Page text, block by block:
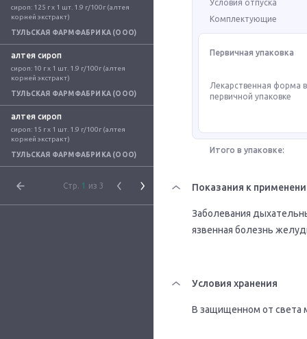
сироп: 125 г x 1 шт. 1.9 г/100г (алтея
корней экстракт)
ТУЛЬСКАЯ ФАРМФАБРИКА (ООО)
алтея сироп
сироп: 10 г x 1 шт. 1.9 г/100г (алтея
корней экстракт)
ТУЛЬСКАЯ ФАРМФАБРИКА (ООО)
алтея сироп
сироп: 15 г x 1 шт. 1.9 г/100г (алтея
корней экстракт)
ТУЛЬСКАЯ ФАРМФАБРИКА (ООО)
Стр. 1 из 3
Условия отпуска
Комплектующие
Первичная упаковка
Лекарственная форма
первичной упаковке
Итого в упаковке:
Показания к
Заболевания
язвенная болезнь
Условия хранения
В защищенном от света